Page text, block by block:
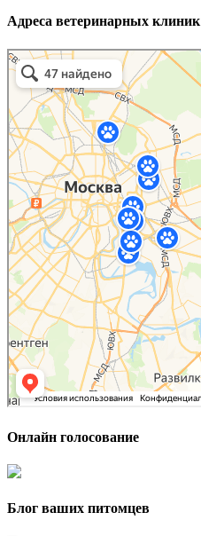
Адреса ветеринарных клиник
Онлайн голосование
Блог ваших питомцев